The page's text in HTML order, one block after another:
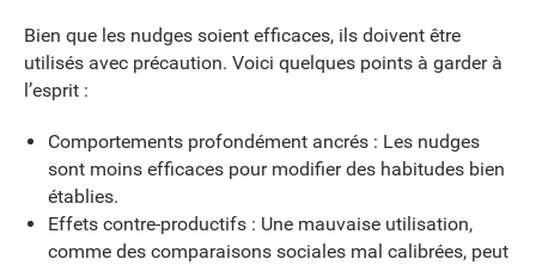
Bien que les nudges soient efficaces, ils doivent être
utilisés avec précaution. Voici quelques points à garder à
l’esprit :
Comportements profondément ancrés : Les nudges
sont moins efficaces pour modifier des habitudes bien
établies.
Effets contre-productifs : Une mauvaise utilisation,
comme des comparaisons sociales mal calibrées, peut